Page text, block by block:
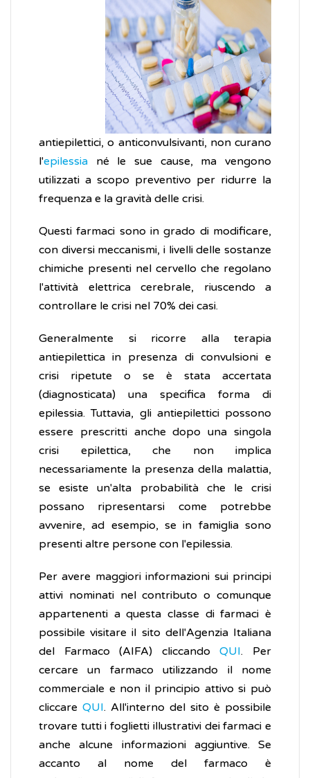
antiepilettici, o anticonvulsivanti, non curano
l'epilessia né le sue cause, ma vengono
utilizzati a scopo preventivo per ridurre la
frequenza e la gravità delle crisi.
Questi farmaci sono in grado di modificare,
con diversi meccanismi, i livelli delle sostanze
chimiche presenti nel cervello che regolano
l'attività elettrica cerebrale, riuscendo a
controllare le crisi nel 70% dei casi.
Generalmente si ricorre alla terapia
antiepilettica in presenza di convulsioni e
crisi ripetute o se è stata accertata
(diagnosticata) una specifica forma di
epilessia. Tuttavia, gli antiepilettici possono
essere prescritti anche dopo una singola
crisi epilettica, che non implica
necessariamente la presenza della malattia,
se esiste un'alta probabilità che le crisi
possano ripresentarsi come potrebbe
avvenire, ad esempio, se in famiglia sono
presenti altre persone con l'epilessia.
Per avere maggiori informazioni sui principi
attivi nominati nel contributo o comunque
appartenenti a questa classe di farmaci è
possibile visitare il sito dell'Agenzia Italiana
del Farmaco (AIFA) cliccandoQUI. Per
cercare un farmaco utilizzando il nome
commerciale e non il principio attivo si può
cliccare QUI. All'interno del sito è possibile
trovare tutti i foglietti illustrativi dei farmaci e
anche alcune informazioni aggiuntive. Se
accanto al nome del farmaco è